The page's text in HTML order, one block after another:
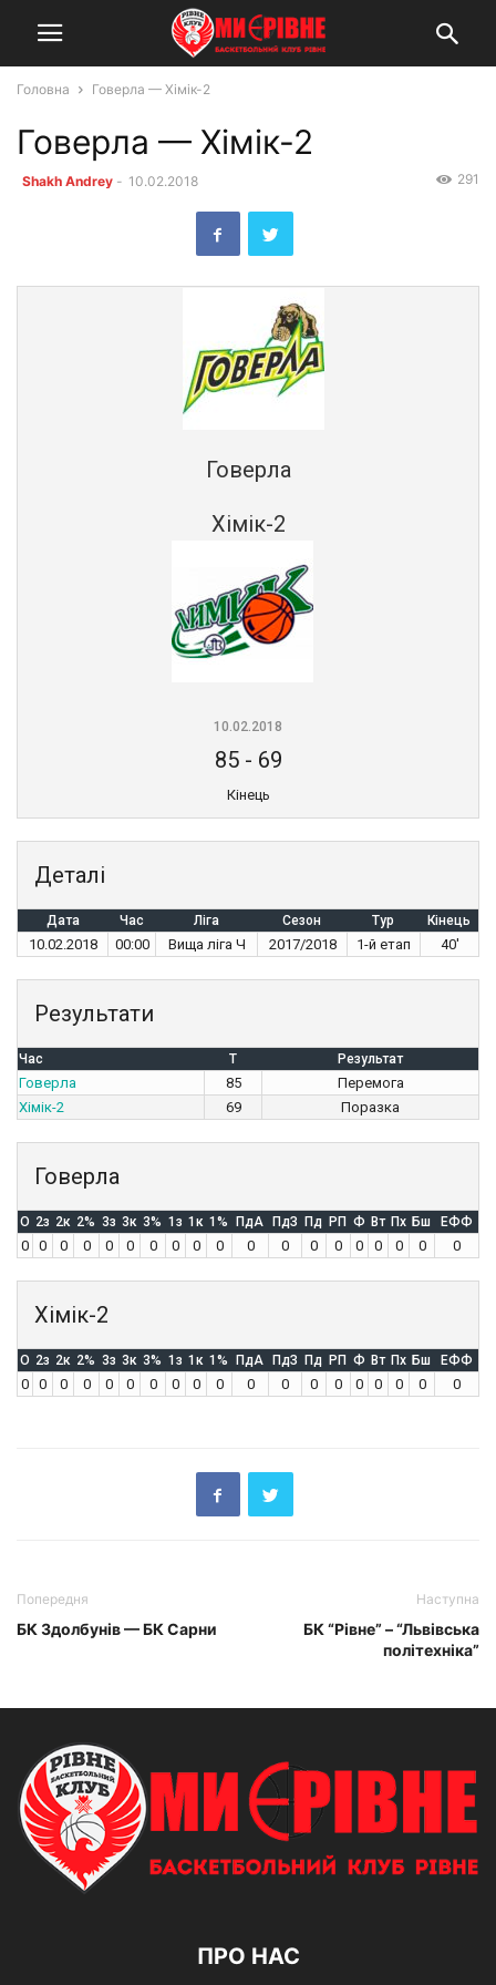
Головна Говерла — Хімік-2
Говерла — Хімік-2
Shakh Andrey - 10.02.2018 291
Говерла
Хімік-2
10.02.2018
85- 69
Кінець
Деталі
Дата Час Ліга Сезон Тур Кінець
10.02.2018 00:00 Вища ліга Ч 2017/2018 1-й етап 40'
Результати
Час T Результат
Говерла 85
Перемога
Хімік-2
69 Поразка
Говерла
O 2з 2к 2% 3з 3к 3% 1з 1к 1% ПдА ПдЗ Пд РП Ф Вт Пх Бш ЕФФ
0 0 0 0 0 0 0 0 0 0 0 0 0 0 0 0 0 0 0
Хімік-2
O 2з 2к 2% 3з 3к 3% 1з 1к 1% ПдА ПдЗ Пд РП Ф Вт Пх Бш ЕФФ
0 0 0 0 0 0 0 0 0 0 0 0 0 0 0 0 0 0 0
Попередня
БК Здолбунів — БК Сарни
Наступна
БК “Рівне” – “Львівська
політехніка”
ПРО НАС